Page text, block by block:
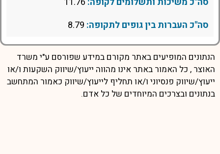
סה"כ העברות בין גופים לתקופה:
הנתונים המופיעים באתר מקורם במידע שפורסם ע"י משרד
האוצר , כל האמור באתר אינו מהווה ייעוץ/שיווק השקעות ו/או
ייעוץ/שיווק פנסיוני ו/או תחליף לייעוץ/שיווק כאמור המתחשב
בנתונים ובצרכים המיוחדים של כל אדם.